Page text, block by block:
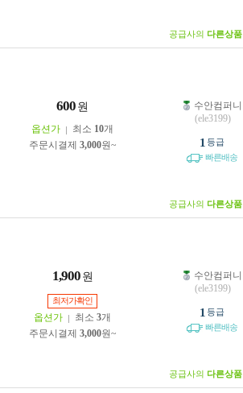
공급사의 다른상품
600 원
옵션가 최소 10개
주문시결제 3,000원~
수안컴퍼니
(ele3199)
1 등급
빠른배송
공급사의 다른상품
1,900 원
최저가확인
옵션가 최소 3개
주문시결제 3,000원~
수안컴퍼니
(ele3199)
1 등급
빠른배송
공급사의 다른상품